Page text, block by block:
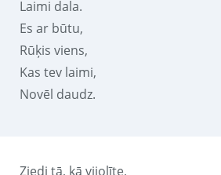
Laimi dala.
Es ar būtu,
Rūķis viens,
Kas tev laimi,
Novēl daudz.
Ziedi tā, kā vijolīte,